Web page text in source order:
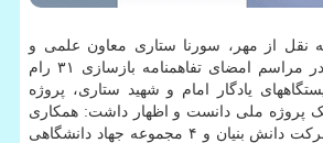
نقل از مهر، سورنا ستاری معاون علمی و
فناوری رئیس جمهور در مراسم امضای تفاهمنامه بازسازی ۳۱ رام
یادگار امام و شهید ستاری، پروژه
پروژه ملی دانست و اظهار داشت: همکاری
شهردار تهران و ۱۸ شرکت دانش بنیان و ۴ مجموعه جهاد دانشگاهی